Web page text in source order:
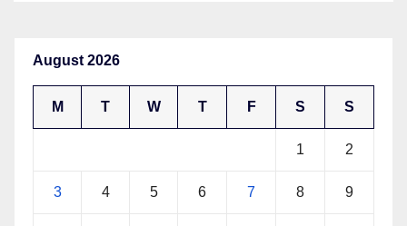
August 2026
M T W T F S S
1 2
3 4 5 6 7 8 9